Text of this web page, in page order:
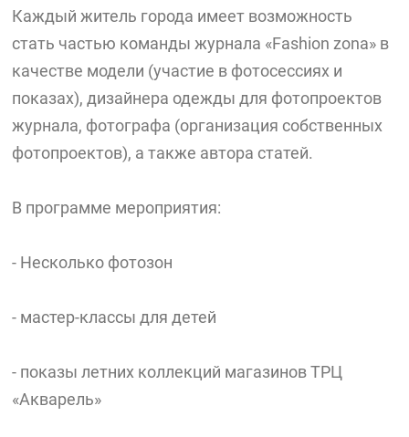
Каждый житель города имеет возможность
стать частью команды журнала «Fashion zona» в
качестве модели (участие в фотосессиях и
показах), дизайнера одежды для фотопроектов
журнала, фотографа (организация собственных
фотопроектов), а также автора статей.
В программе мероприятия:
- Несколько фотозон
- мастер-классы для детей
- показы летних коллекций магазинов ТРЦ
«Акварель»